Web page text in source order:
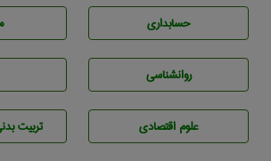
حسابداری
روانشناسی
علوم اقتصادی تربيت